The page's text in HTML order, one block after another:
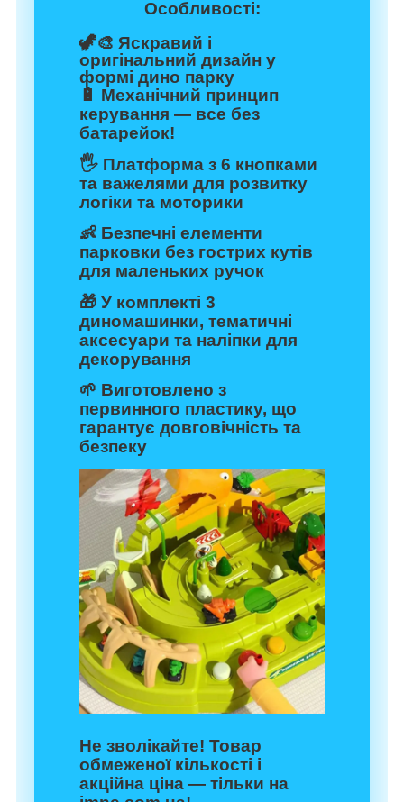
Особливості:
🦖🎨 Яскравий і
оригінальний дизайн у
формі дино парку
🔋 Механічний принцип
керування — все без
батарейок!
🖐️ Платформа з 6 кнопками
та важелями для розвитку
логіки та моторики
👶 Безпечні елементи
парковки без гострих кутів
для маленьких ручок
🎁 У комплекті 3
диномашинки, тематичні
аксесуари та наліпки для
декорування
🌱 Виготовлено з
первинного пластику, що
гарантує довговічність та
безпеку
Не зволікайте! Товар
обмеженої кількості і
акційна ціна — тільки на